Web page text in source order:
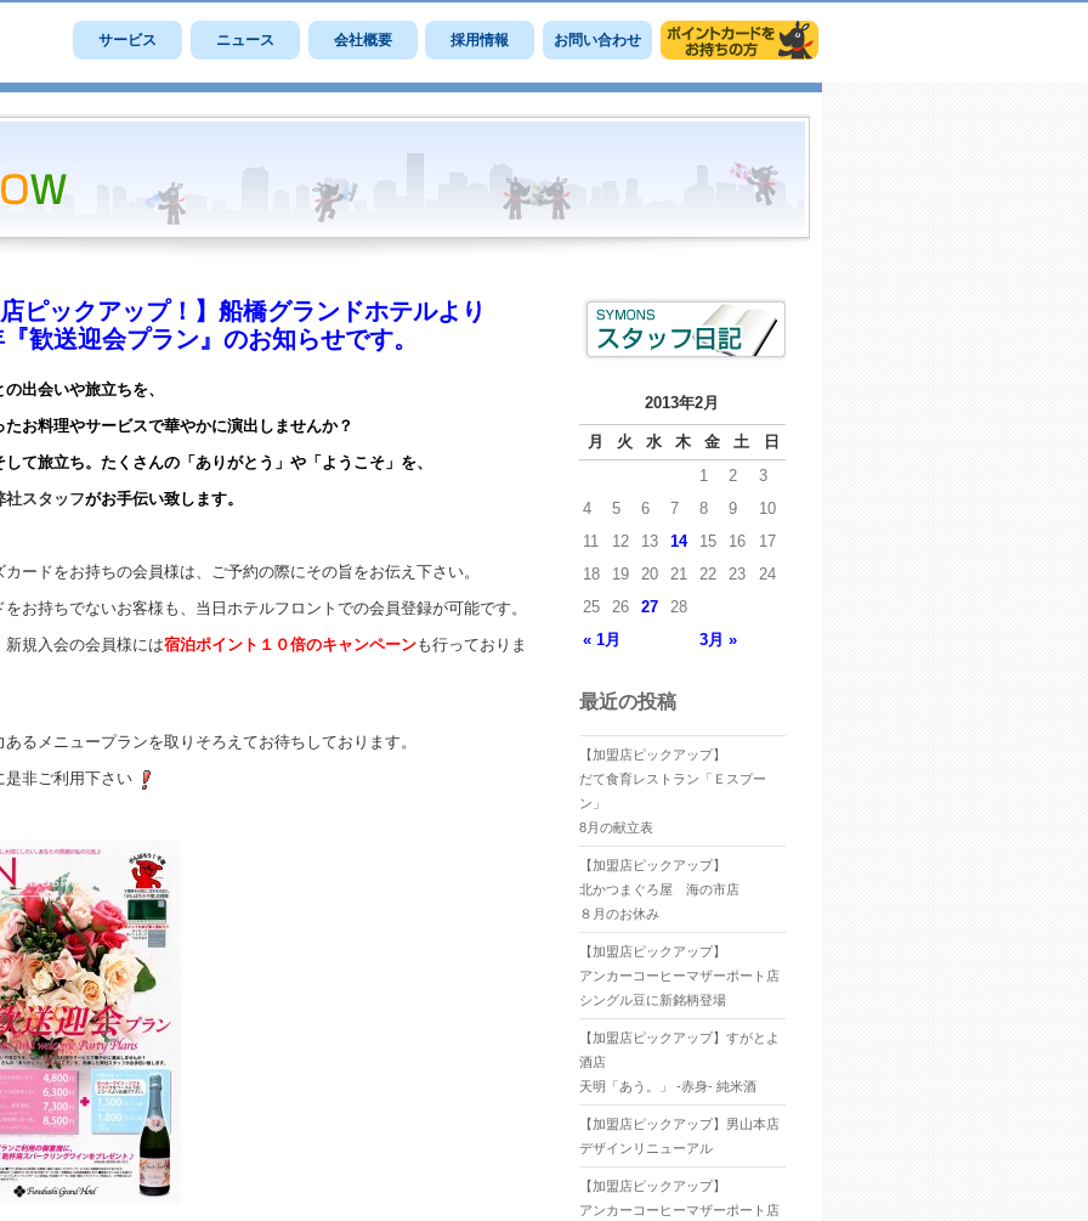
サービス ニュース 会社概要 採用情報 お問い合わせ
ピックアップ！】船橋グランドホテルより
歓送迎会プラン』のお知らせです。
出会いや旅立ちを、
たお料理やサービスで華やかに演出しませんか？
て旅立ち。たくさんの「ありがとう」や「ようこそ」を、
社スタッフがお手伝い致します。
ードをお持ちの会員様は、ご予約の際にその旨をお伝え下さい。
お持ちでないお客様も、当日ホテルフロントでの会員登録が可能です。
新規入会の会員様には宿泊ポイント１０倍のキャンペーンも行っておりま
るメニュープランを取りそろえてお待ちしております。
是非ご利用下さい
2013年2月
月 火 水 木 金 土 日
« 1月 3月 »
1 2
3
4
5 6 7 8 9
10
11
12 13 14 15 16
17
18
19 20 21 22 23
24
25
26 27 28
最近の投稿
【加盟店ピックアップ】
だて食育レストラン「Ｅスプー
ン」
8月の献立表
【加盟店ピックアップ】
北かつまぐろ屋 海の市店
８月のお休み
【加盟店ピックアップ】
アンカーコーヒーマザーポート店
シングル豆に新銘柄登場
【加盟店ピックアップ】すがとよ
酒店
天明「あう。」 -赤身- 純米酒
【加盟店ピックアップ】男山本店
デザインリニューアル
【加盟店ピックアップ】
アンカーコーヒーマザーポート店